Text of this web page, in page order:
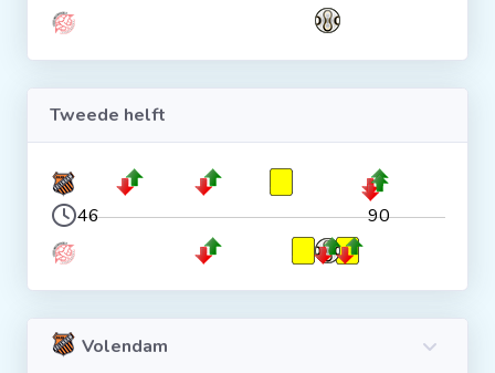
Tweede helft
46 90
Volendam